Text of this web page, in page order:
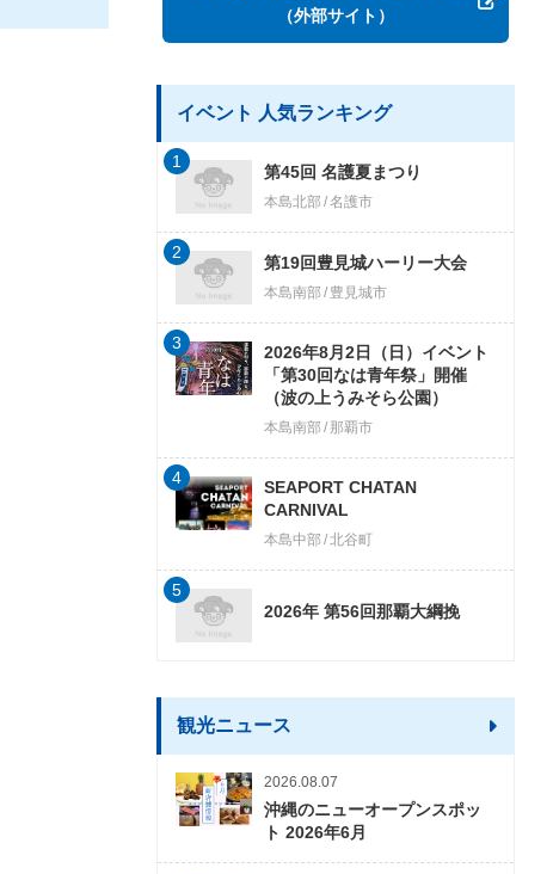
（外部サイト）
イベント 人気ランキング
第45回 名護夏まつり
本島北部 名護市
1
第19回豊見城ハーリー大会
本島南部 豊見城市
2
2026年8月2日（日）イベント
「第30回なは青年祭」開催
（波の上うみそら公園）
本島南部 那覇市
3
SEAPORT CHATAN
CARNIVAL
本島中部 北谷町
4
2026年 第56回那覇大綱挽
5
観光ニュース
2026.08.07
沖縄のニューオープンスポッ
ト 2026年6月